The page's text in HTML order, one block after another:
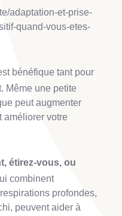
adaptation-et-prise-
quand-vous-etes-
bénéfique tant pour
Même une petite
peut augmenter
améliorer votre
étirez-vous, ou
combinent
profondes,
peuvent aider à